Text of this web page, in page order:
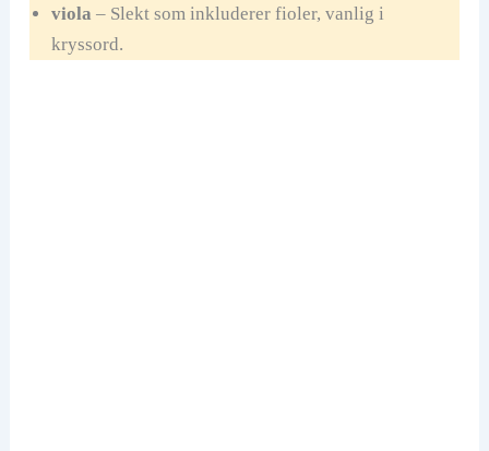
viola – Slekt som inkluderer fioler, vanlig i
kryssord.